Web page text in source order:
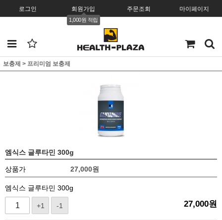
로그인 회원가입
1,000원 적립
주문조회 마이페이지
보충제 > 프리미엄 보충제
엠식스 글루타민 300g
상품가 27,000원
엠식스 글루타민 300g
+1 -1 27,000원